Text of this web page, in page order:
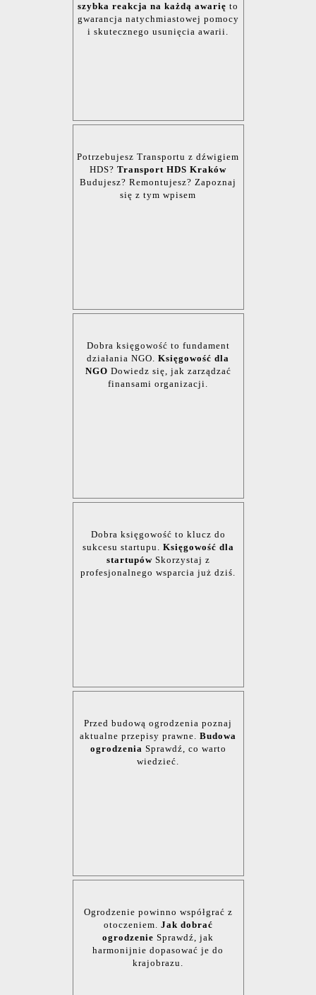
szybka reakcja na każdą awarię to
gwarancja natychmiastowej pomocy
i skutecznego usunięcia awarii.
Potrzebujesz Transportu z dźwigiem
HDS? Transport HDS Kraków
Budujesz? Remontujesz? Zapoznaj
się z tym wpisem
Dobra księgowość to fundament
działania NGO. Księgowość dla
NGO Dowiedz się, jak zarządzać
finansami organizacji.
Dobra księgowość to klucz do
sukcesu startupu. Księgowość dla
startupówSkorzystaj z
profesjonalnego wsparcia już dziś.
Przed budową ogrodzenia poznaj
aktualne przepisy prawne. Budowa
ogrodzenia Sprawdź, co warto
wiedzieć.
Ogrodzenie powinno współgrać z
otoczeniem. Jak dobrać
ogrodzenie Sprawdź, jak
harmonijnie dopasować je do
krajobrazu.